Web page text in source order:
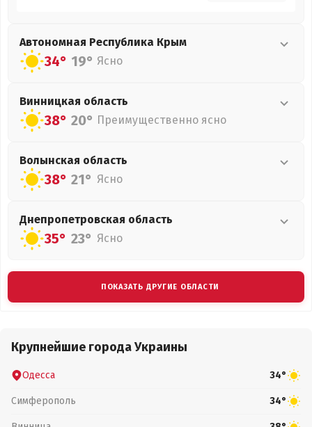
Автономная Республика Крым
34° 19° Ясно
Винницкая область
38° 20° Преимущественно ясно
Волынская область
38° 21° Ясно
Днепропетровская область
35° 23° Ясно
ПОКАЗАТЬ ДРУГИЕ ОБЛАСТИ
Крупнейшие города Украины
Одесса 34°
Симферополь 34°